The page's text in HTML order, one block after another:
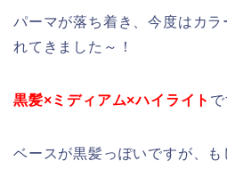
パーマが落ち着き、今度はカラ
れてきました～！
黒髪×ミディアム×ハイライト で
ベースが黒髪っぽいですが、